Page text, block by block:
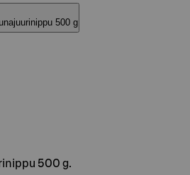
500 g
500 g.